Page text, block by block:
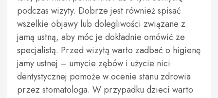
podczas wizyty. Dobrze jest również spisać
wszelkie objawy lub dolegliwości związane z
jamą ustną, aby móc je dokładnie omówić ze
specjalistą. Przed wizytą warto zadbać o higienę
jamy ustnej – umycie zębów i użycie nici
dentystycznej pomoże w ocenie stanu zdrowia
przez stomatologa. W przypadku dzieci warto